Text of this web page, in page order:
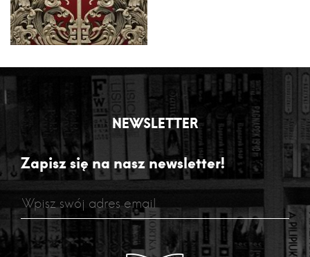
NEWSLETTER
Zapisz się na nasz newsletter!